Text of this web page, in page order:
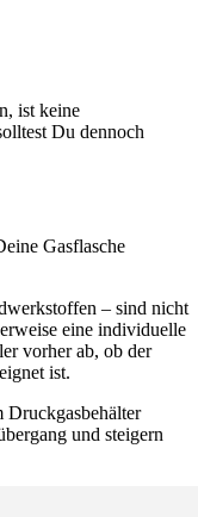
ist keine
Du dennoch
Gasflasche
– sind nicht
eine individuelle
vorher ab, ob der
ist.
Druckgasbehälter
und steigern